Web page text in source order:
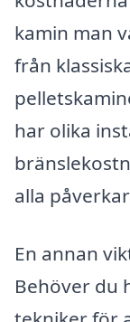
kamin man
från
har olika
alla
En annan
Behöver du